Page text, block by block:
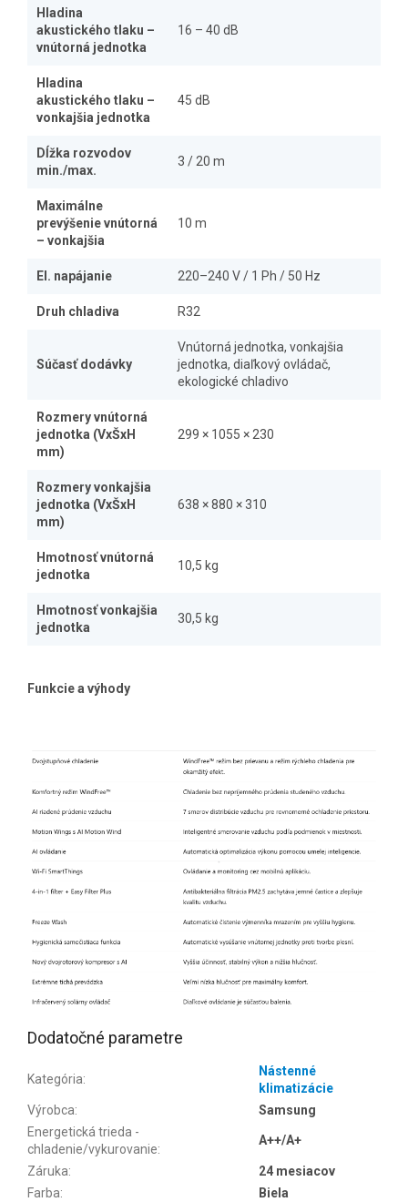
Hladina
akustického tlaku –
vnútorná jednotka
16 – 40 dB
Hladina
akustického tlaku –
vonkajšia jednotka
45 dB
Dĺžka rozvodov
min./max.
3 / 20 m
Maximálne
prevýšenie vnútorná
– vonkajšia
10 m
El. napájanie 220–240 V / 1 Ph / 50 Hz
Druh chladiva R32
Súčasť dodávky
Vnútorná jednotka, vonkajšia
jednotka, diaľkový ovládač,
ekologické chladivo
Rozmery vnútorná
jednotka (VxŠxH
mm)
299 × 1055 × 230
Rozmery vonkajšia
jednotka (VxŠxH
mm)
638 × 880 × 310
Hmotnosť vnútorná
jednotka
10,5 kg
Hmotnosť vonkajšia
jednotka
30,5 kg
Funkcie a výhody
Dodatočné parametre
Kategória:
Nástenné
klimatizácie
Výrobca:
Samsung
Energetická trieda -
chladenie/vykurovanie:
A++/A+
Záruka:
24 mesiacov
Farba:
Biela